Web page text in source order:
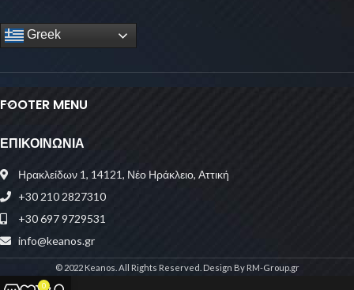
Greek
FOOTER MENU
ΕΠΙΚΟΙΝΩΝΙΑ
Ηρακλείδων 1, 14121, Νέο Ηράκλειο, Αττική
+30 210 2827310
+30 697 9729531
info@keanos.gr
© 2022 Keanos. All Rights Reserved. Design By RM-Group.gr
0